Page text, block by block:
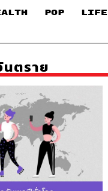
POP LIFE
ตราย